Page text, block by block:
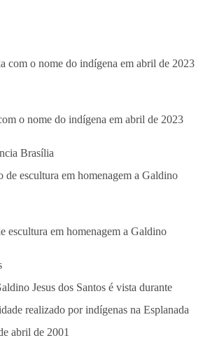
o nome do indígena em abril de 2023
Brasília
escultura em homenagem a Galdino